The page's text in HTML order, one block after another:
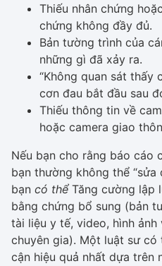
Thiếu nhân chứng
chứng không đầy đủ.
Bản tường trình của
những gì đã xảy ra.
“Không quan sát thấy
cơn đau bắt đầu sau
Thiếu thông tin về
hoặc camera giao
Nếu bạn cho rằng báo cáo
bạn thường không thể
bạn có thểTăng cường lập
bằng chứng bổ sung (bản
tài liệu y tế, video, hình
chuyên gia). Một luật sư
cận hiệu quả nhất dựa trên